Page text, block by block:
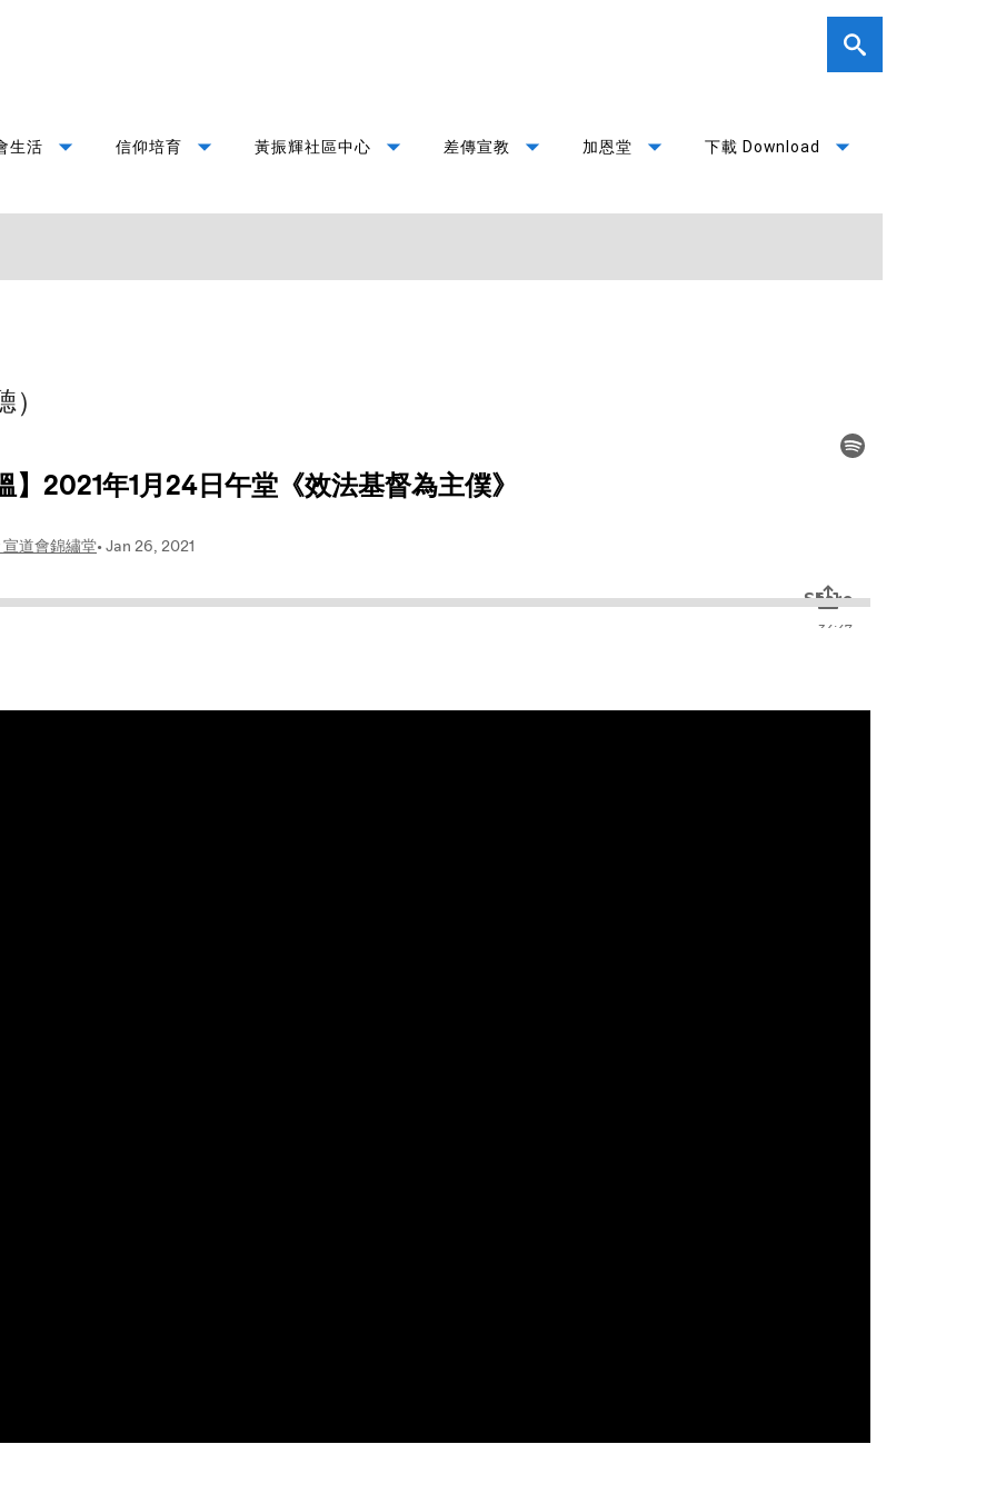
生活 arrow_drop_down 信仰培育 arrow_drop_down 黃振輝社區中心 arrow_drop_down 差傳宣教 arrow_drop_down 加恩堂 arrow_drop_down 下載 Download arrow_drop_down